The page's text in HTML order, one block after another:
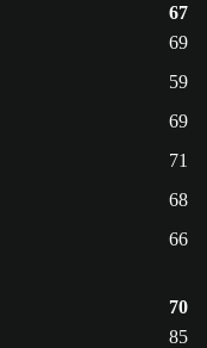
67
69
59
69
71
68
66
70
85